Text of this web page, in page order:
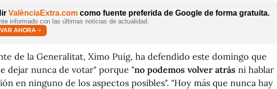
ValènciaExtra.com como fuente preferida de Google de forma gratuita.
informado con las últimas noticias de actualidad.
AHORA
de la Generalitat, Ximo Puig, ha defendido este domingo que
dejar nunca de votar" porque "no podemos volver atrás ni hablar
en ninguno de los aspectos posibles". "Hoy más que nunca hay